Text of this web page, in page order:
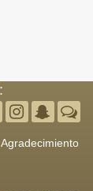
Agradecimiento